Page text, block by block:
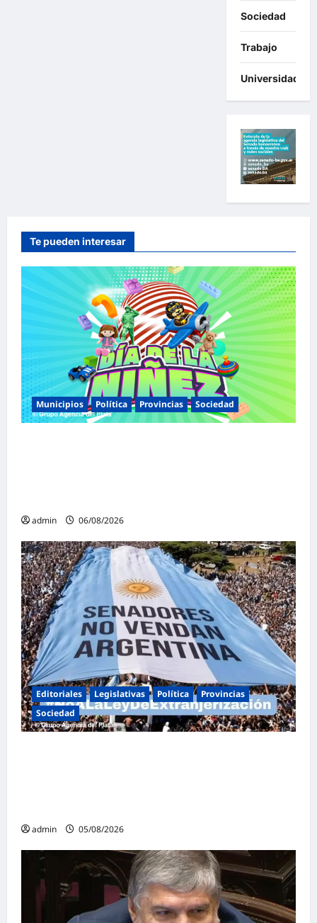
Sociedad
Trabajo
Universidades
Te pueden interesar
Municipios Política Provincias Sociedad
admin 06/08/2026
Editoriales Legislativas Política
Provincias
Sociedad
admin 05/08/2026